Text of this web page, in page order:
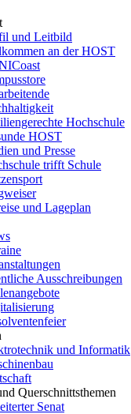
und Leitbild
an der HOST
Hochschule
HOST
und Presse
trifft Schule
und Lageplan
Ausschreibungen
und Informatik
Querschnittsthemen
Senat